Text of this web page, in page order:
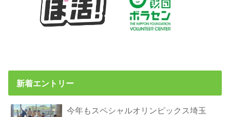
新着エントリー
今年もスペシャルオリンピックス埼玉